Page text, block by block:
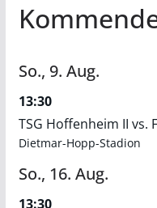
So., 9. Aug.
13:30
TSG Hoffenheim II vs.
Dietmar-Hopp-Stadion
So., 16. Aug.
13:30